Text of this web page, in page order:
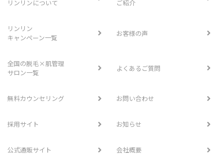
リンリンについて
ご紹介
リンリン
キャンペーン一覧
お客様の声
全国の脱毛×肌管理
サロン一覧
よくあるご質問
無料カウンセリング お問い合わせ
採用サイト お知らせ
公式通販サイト 会社概要